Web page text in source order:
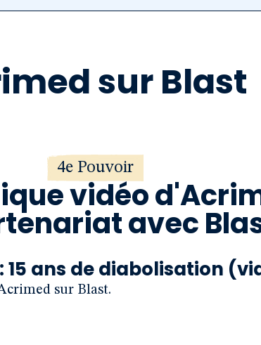
sur Blast
4e Pouvoir
vidéo
avec
15 ans de diabolisation
sur Blast.